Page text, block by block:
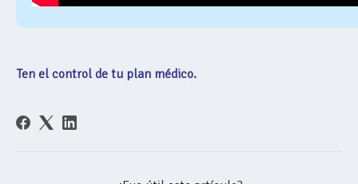
Ten el control de tu plan médico.